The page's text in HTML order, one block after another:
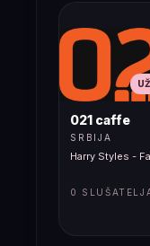
021 caffe
SRBIJA
Harry Styles -
0